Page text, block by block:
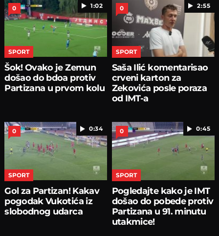
1:02
0
SPORT
Šok! Ovako je Zemun
došao do bdoa protiv
Partizana u prvom kolu
2:55
0
SPORT
Saša Ilić komentarisao
crveni karton za
Zekovića posle poraza
od IMT-a
0:34
0
SPORT
Gol za Partizan! Kakav
pogodak Vukotića iz
slobodnog udarca
0:45
0
SPORT
Pogledajte kako je IMT
došao do pobede protiv
Partizana u 91. minutu
utakmice!